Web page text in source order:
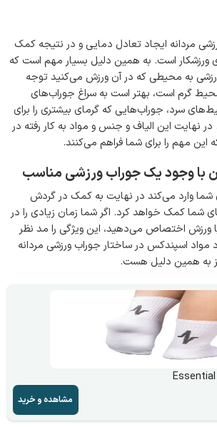
مردانه ایجاد تعادل دمایی و در نتیجه کمک
است. به همین دلیل بسیار مهم است که
به محیطی که در آن ورزش می‌کنید توجه
گرم است، بهتر است به سراغ جوراب‌های
سرد، جوراب‌هایی که گرمای بیشتری را برای
نهایت این الیاف و جنس و مواد به کار رفته در
این مهم را برای شما فراهم می‌کنند.
وجود یک جوراب ورزشی مناسب
شما وارد می‌کند در نهایت به کمک در گردش
شما کمک خواهد کرد. اگر شما زمان زیادی را در
ورزش اختصاص می‌دهید، این ویژگی را مد نظر
مواد اسپندکس در ساختار جوراب ورزشی مردانه
به همین دلیل هست.
مشاهده و خرید